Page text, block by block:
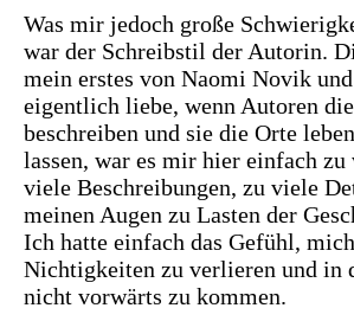
Was mir jedoch große
war der Schreibstil der Autorin.
mein erstes von Naomi Novik
eigentlich liebe, wenn Autoren
beschreiben und sie die Orte
lassen, war es mir hier einfach zu
viele Beschreibungen, zu viele
meinen Augen zu Lasten der
Ich hatte einfach das Gefühl,
Nichtigkeiten zu verlieren und in
nicht vorwärts zu kommen.